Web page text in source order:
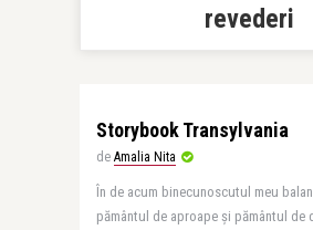
revederi
Storybook Transylvania
de Amalia Nita
În de acum binecunoscutul meu
pământul de aproape şi pământul de